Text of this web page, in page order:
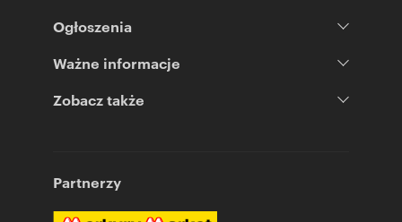
Ogłoszenia
Ważne informacje
Zobacz także
Partnerzy